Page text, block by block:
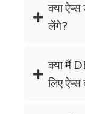
क्या ऐप्स
लेंगे?
क्या मैं
लिए